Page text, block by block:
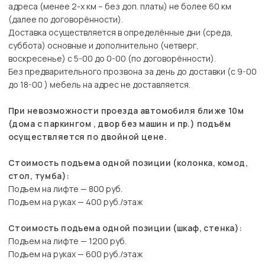
адреса (менее 2-х км – без доп. платы) не более 60 км
(далее по договорённости).
Доставка осуществляется в определённые дни (среда,
суббота) основные и дополнительно (четверг,
воскресенье) с 5-00 до 0-00 (по договорённости).
Без предварительного прозвона за день до доставки (с 9-00
до 18-00 ) мебель на адрес не доставляется.
При невозможности проезда автомобиля ближе 10м
(дома с паркингом , двор без машин и пр.) подъём
осуществляется по двойной цене.
Стоимость подъема одной позиции (колонка, комод,
стол, тумба):
Подъем на лифте — 800 руб.
Подъем на руках — 400 руб./этаж
Стоимость подъема одной позиции (шкаф, стенка):
Подъем на лифте — 1200 руб.
Подъем на руках — 600 руб./этаж